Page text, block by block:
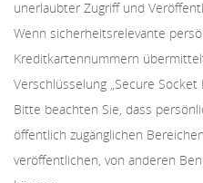
unerlaubter Zugriff und
Wenn sicherheitsrelevante
Kreditkartennummern
Verschlüsselung „Secure Socket
Bitte beachten Sie, dass
öffentlich zugänglichen
veröffentlichen, von anderen